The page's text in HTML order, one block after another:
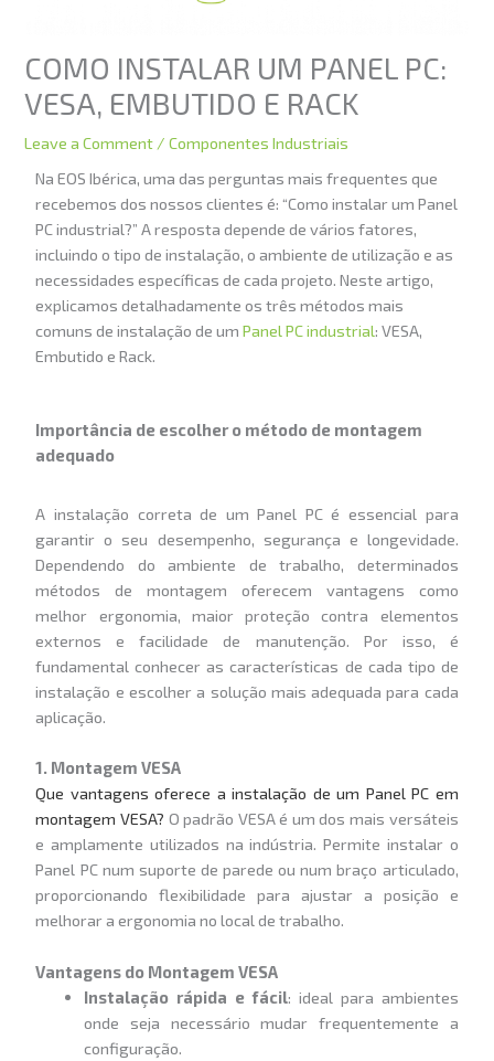
COMO INSTALAR UM PANEL PC:
VESA, EMBUTIDO E RACK
Leave a Comment /Componentes Industriais
Na EOS Ibérica, uma das perguntas mais frequentes que
recebemos dos nossos clientes é: “Como instalar um Panel
PC industrial?” A resposta depende de vários fatores,
incluindo o tipo de instalação, o ambiente de utilização e as
necessidades específicas de cada projeto. Neste artigo,
explicamos detalhadamente os três métodos mais
comuns de instalação de umPanel PC industrial: VESA,
Embutido e Rack.
Importância de escolher o método de montagem
adequado
A instalação correta de um Panel PC é essencial para
garantir o seu desempenho, segurança e longevidade.
Dependendo do ambiente de trabalho, determinados
métodos de montagem oferecem vantagens como
melhor ergonomia, maior proteção contra elementos
externos e facilidade de manutenção. Por isso, é
fundamental conhecer as características de cada tipo de
instalação e escolher a solução mais adequada para cada
aplicação.
1. Montagem VESA
Que vantagens oferece a instalação de um Panel PC em
montagem VESA? O padrão VESA é um dos mais versáteis
e amplamente utilizados na indústria. Permite instalar o
Panel PC num suporte de parede ou num braço articulado,
proporcionando flexibilidade para ajustar a posição e
melhorar a ergonomia no local de trabalho.
Vantagens do Montagem VESA
Instalação rápida e fácil: ideal para ambientes
onde seja necessário mudar frequentemente a
configuração.